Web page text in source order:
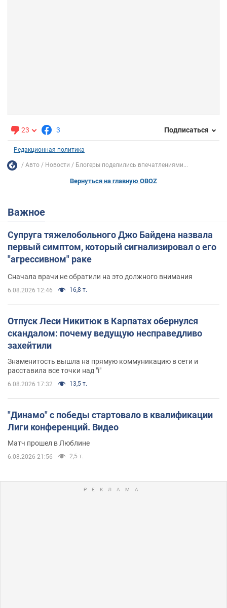
23 3 Подписаться
Редакционная политика
Авто Новости Блогеры поделились впечатлениями...
Вернуться на главную OBOZ
Важное
Супруга тяжелобольного Джо Байдена назвала
первый симптом, который сигнализировал о его
"агрессивном" раке
Сначала врачи не обратили на это должного внимания
6.08.2026 12:46 16,8 т.
Отпуск Леси Никитюк в Карпатах обернулся
скандалом: почему ведущую несправедливо
захейтили
Знаменитость вышла на прямую коммуникацию в сети и
расставила все точки над "i"
6.08.2026 17:32 13,5 т.
"Динамо" с победы стартовало в квалификации
Лиги конференций. Видео
Матч прошел в Люблине
6.08.2026 21:56 2,5 т.